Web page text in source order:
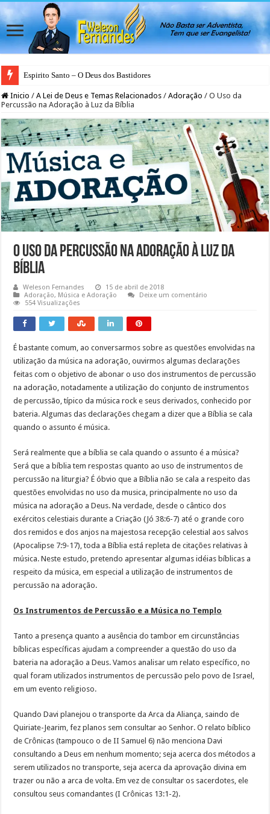
Espirito Santo – O Deus dos Bastidores
O Natal Além do Calendário
Inicio / A Lei de Deus e Temas Relacionados / Adoração / O Uso da
Percussão na Adoração à Luz da Bíblia
O Uso da Percussão na Adoração à Luz da
Bíblia
Weleson Fernandes
15 de abril de 2018
Adoração, Música e Adoração
Deixe um comentário
554 Visualizações
É bastante comum, ao conversarmos sobre as questões envolvidas na
utilização da música na adoração, ouvirmos algumas declarações
feitas com o objetivo de abonar o uso dos instrumentos de percussão
na adoração, notadamente a utilização do conjunto de instrumentos
de percussão, típico da música rock e seus derivados, conhecido por
bateria. Algumas das declarações chegam a dizer que a Bíblia se cala
quando o assunto é música.
Será realmente que a bíblia se cala quando o assunto é a música?
Será que a bíblia tem respostas quanto ao uso de instrumentos de
percussão na liturgia? É óbvio que a Bíblia não se cala a respeito das
questões envolvidas no uso da musica, principalmente no uso da
música na adoração a Deus. Na verdade, desde o cântico dos
exércitos celestiais durante a Criação (Jó 38:6-7) até o grande coro
dos remidos e dos anjos na majestosa recepção celestial aos salvos
(Apocalipse 7:9-17), toda a Bíblia está repleta de citações relativas à
música. Neste estudo, pretendo apresentar algumas idéias bíblicas a
respeito da música, em especial a utilização de instrumentos de
percussão na adoração.
Os Instrumentos de Percussão e a Música no Templo
Tanto a presença quanto a ausência do tambor em circunstâncias
bíblicas específicas ajudam a compreender a questão do uso da
bateria na adoração a Deus. Vamos analisar um relato específico, no
qual foram utilizados instrumentos de percussão pelo povo de Israel,
em um evento religioso.
Quando Davi planejou o transporte da Arca da Aliança, saindo de
Quiriate-Jearim, fez planos sem consultar ao Senhor. O relato bíblico
de Crônicas (tampouco o de II Samuel 6) não menciona Davi
consultando a Deus em nenhum momento; seja acerca dos métodos a
serem utilizados no transporte, seja acerca da aprovação divina em
trazer ou não a arca de volta. Em vez de consultar os sacerdotes, ele
consultou seus comandantes (I Crônicas 13:1-2).